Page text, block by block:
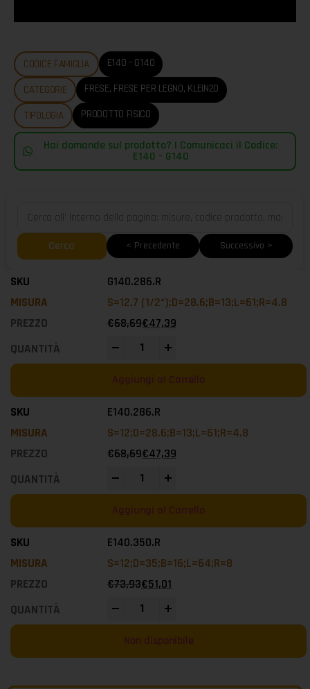
CODICE FAMIGLIA E140 - G140
CATEGORIE FRESE, FRESE PER LEGNO, KLEIN20
TIPOLOGIA PRODOTTO FISICO
Hai domande sul prodotto? | Comunicaci il Codice:
E140 - G140
Cerca < Precedente Successivo >
G140.286.R
S=12.7 (1/2“);D=28.6;B=13;L=61;R=4.8
€68,69€47,39
Aggiungi al Carrello
E140.286.R
S=12;D=28.6;B=13;L=61;R=4.8
€68,69€47,39
Aggiungi al Carrello
E140.350.R
S=12;D=35;B=16;L=64;R=8
€73,93€51,01
Non disponibile